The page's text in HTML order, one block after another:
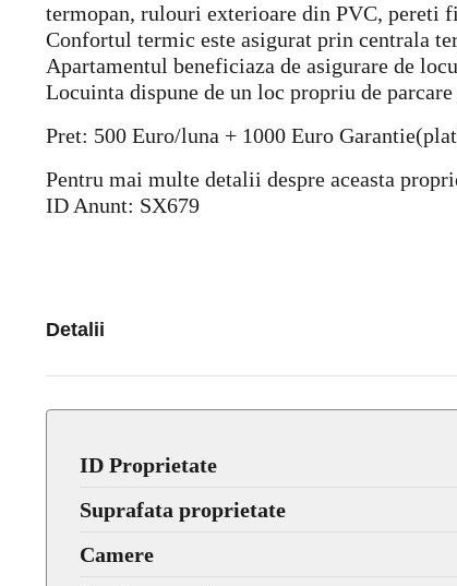
termopan, rulouri exterioare din PVC, pereti
Confortul termic este asigurat prin centrala
Apartamentul beneficiaza de asigurare de
Locuinta dispune de un loc propriu de parcare
Pret: 500 Euro/luna + 1000 Euro
Pentru mai multe detalii despre aceasta
ID Anunt: SX679
Detalii
ID Proprietate
Suprafata proprietate
Camere